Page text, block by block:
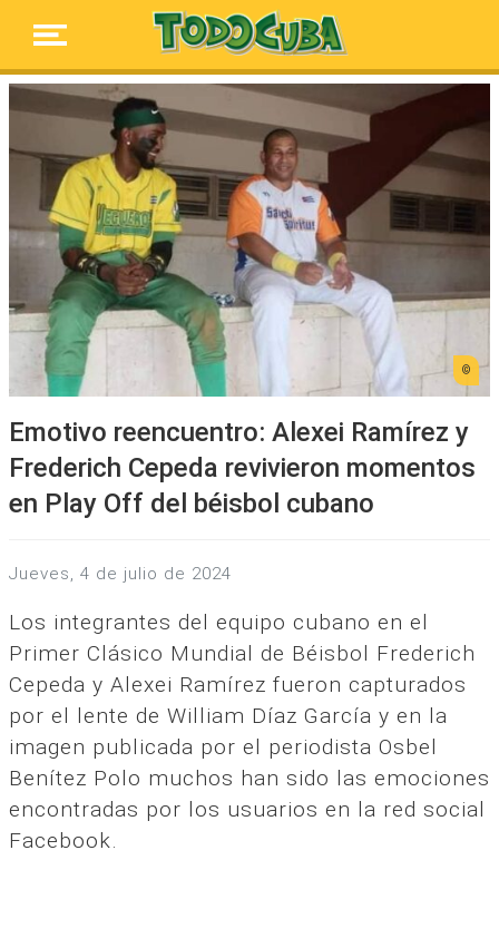
Emotivo reencuentro: Alexei Ramírez y
Frederich Cepeda revivieron momentos
en Play Off del béisbol cubano
jueves, 4 de julio de 2024
Los integrantes del equipo cubano en el
Primer Clásico Mundial de Béisbol Frederich
Cepeda y Alexei Ramírez fueron capturados
por el lente de William Díaz García y en la
imagen publicada por el periodista Osbel
Benítez Polo muchos han sido las emociones
encontradas por los usuarios en la red social
Facebook.